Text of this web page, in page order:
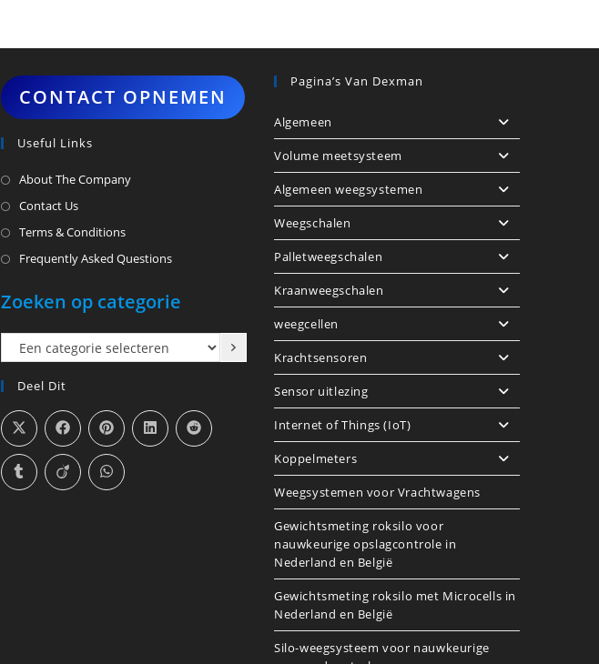
CONTACT OPNEMEN
Useful Links
About The Company
Contact Us
Terms & Conditions
Frequently Asked Questions
Zoeken op categorie
Een
categorie
selecteren
Deel Dit
Pagina’s Van Dexman
Algemeen
Volume meetsysteem
Algemeen weegsystemen
Weegschalen
Palletweegschalen
Kraanweegschalen
weegcellen
Krachtsensoren
Sensor uitlezing
Internet of Things (IoT)
Koppelmeters
Weegsystemen voor Vrachtwagens
Gewichtsmeting roksilo voor
nauwkeurige opslagcontrole in
Nederland en België
Gewichtsmeting roksilo met Microcells in
Nederland en België
Silo-weegsysteem voor nauwkeurige